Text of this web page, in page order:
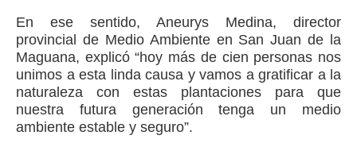
En ese sentido, Aneurys Medina, director
provincial de Medio Ambiente en San Juan de la
Maguana, explicó “hoy más de cien personas nos
unimos a esta linda causa y vamos a gratificar a la
naturaleza con estas plantaciones para que
nuestra futura generación tenga un medio
ambiente estable y seguro”.